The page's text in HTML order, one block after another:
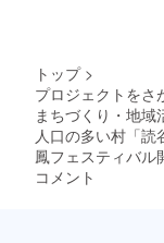
トップ >
プロジェクトをさ
まちづくり・地域
人口の多い村「読
鳳フェスティバル
コメント